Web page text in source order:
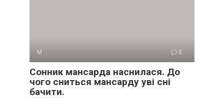
М 0
Сонник мансарда наснилася. До
чого сниться мансарду уві сні
бачити.